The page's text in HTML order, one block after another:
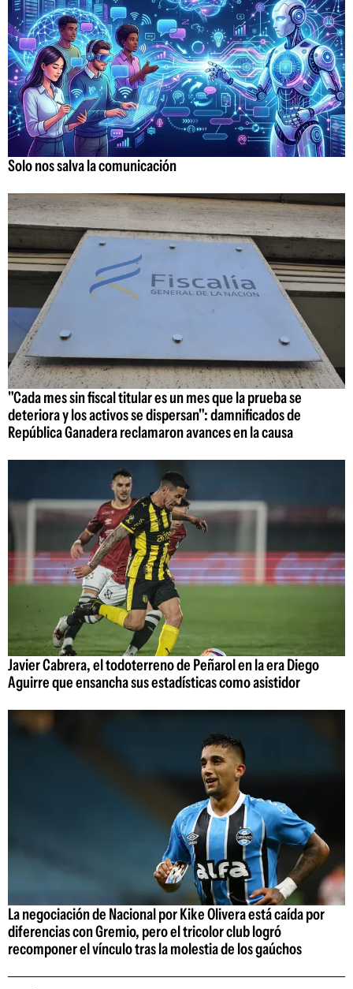
Solo nos salva la comunicación
"Cada mes sin fiscal titular es un mes que la prueba se
deteriora y los activos se dispersan": damnificados de
República Ganadera reclamaron avances en la causa
Javier Cabrera, el todoterreno de Peñarol en la era Diego
Aguirre que ensancha sus estadísticas como asistidor
La negociación de Nacional por Kike Olivera está caída por
diferencias con Gremio, pero el tricolor club logró
recomponer el vínculo tras la molestia de los gaúchos